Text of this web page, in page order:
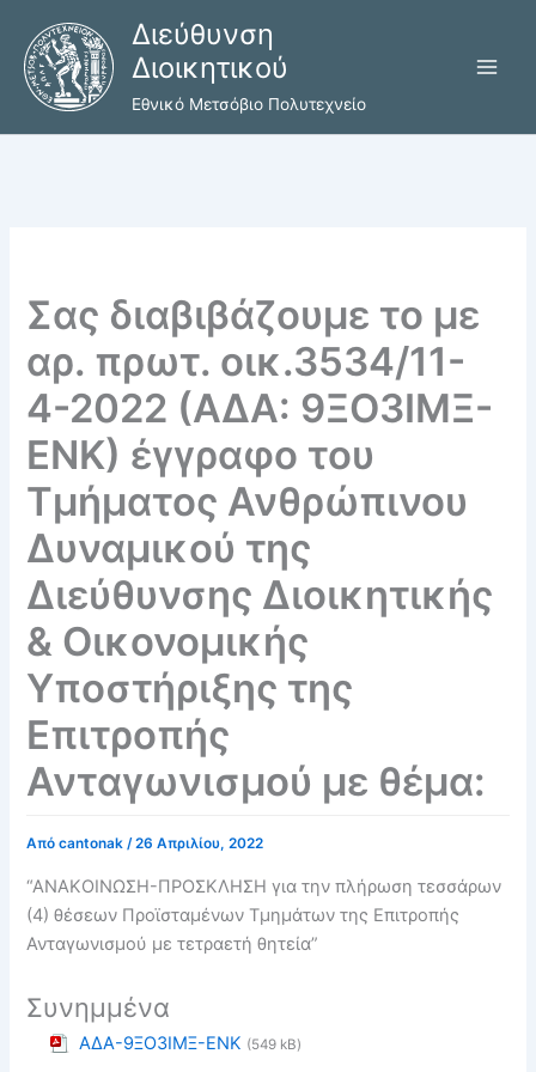
περιεχόμενο
Διεύθυνση
Διοικητικού
Εθνικό Μετσόβιο Πολυτεχνείο
Σας διαβιβάζουμε το με
αρ. πρωτ. οικ.3534/11-
4-2022 (ΑΔΑ: 9ΞΟ3ΙΜΞ-
ΕΝΚ) έγγραφο του
Τμήματος Ανθρώπινου
Δυναμικού της
Διεύθυνσης Διοικητικής
& Οικονομικής
Υποστήριξης της
Επιτροπής
Ανταγωνισμού με θέμα:
Απόcantonak/26 Απριλίου, 2022
“ΑΝΑΚΟΙΝΩΣΗ-ΠΡΟΣΚΛΗΣΗ για την πλήρωση τεσσάρων
(4) θέσεων Προϊσταμένων Τμημάτων της Επιτροπής
Ανταγωνισμού με τετραετή θητεία”
Συνημμένα
ΑΔΑ-9ΞΟ3ΙΜΞ-ΕΝΚ (549 kB)